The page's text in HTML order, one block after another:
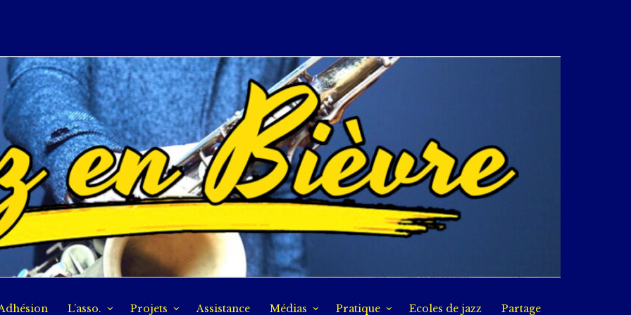
L’asso. Projets Assistance Médias Pratique Ecoles de jazz Partage